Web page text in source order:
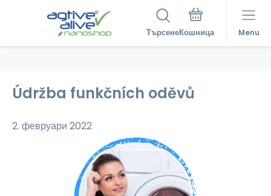
Търсене Menu
Údržba funkčních oděvů
2. февруари 2022